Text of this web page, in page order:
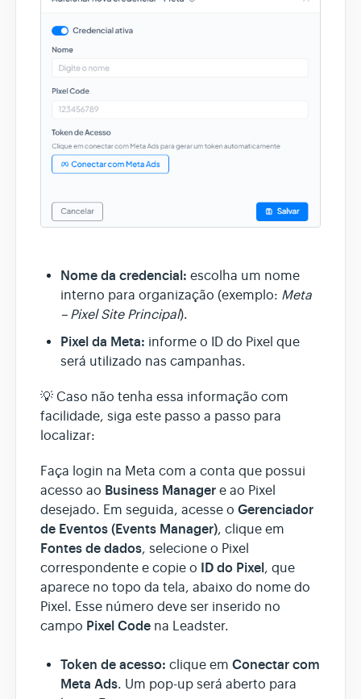
Nome da credencial: escolha um nome
interno para organização (exemplo: Meta
– Pixel Site Principal).
Pixel da Meta: informe o ID do Pixel que
será utilizado nas campanhas.
💡 Caso não tenha essa informação com
facilidade, siga este passo a passo para
localizar:
Faça login na Meta com a conta que possui
acesso ao Business Manager e ao Pixel
desejado. Em seguida, acesse o Gerenciador
de Eventos (Events Manager), clique em
Fontes de dados, selecione o Pixel
correspondente e copie o ID do Pixel, que
aparece no topo da tela, abaixo do nome do
Pixel. Esse número deve ser inserido no
campo Pixel Code na Leadster.
Token de acesso: clique em Conectar com
Meta Ads. Um pop-up será aberto para